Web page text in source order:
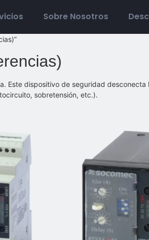
Sobre Nosotros
Este dispositivo de seguridad
sobretensión, etc.).